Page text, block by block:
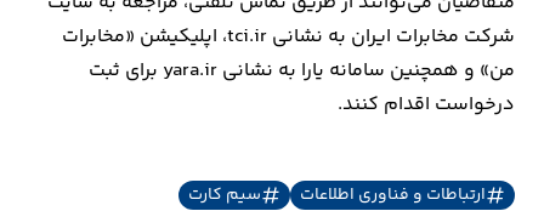
شرکت مخابرات ایران به نشانی tci.ir، اپلیکیشن «مخابرات
من» و همچنین سامانه یارا به نشانی yara.ir برای ثبت
درخواست اقدام کنند.
ارتباطات و فناوری اطلاعات سیم کارت